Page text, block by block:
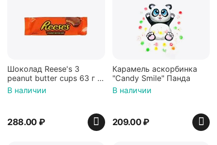
Шоколад Reese's 3
peanut butter cups 63 г с
арахисовой пастой
В наличии
288.00₽
Карамель аскорбинка
"Candy Smile" Панда
В наличии
209.00₽